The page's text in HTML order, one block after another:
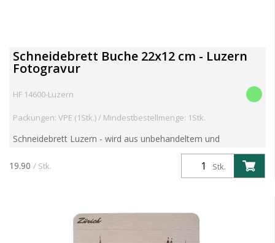
Schneidebrett Buche 22x12 cm - Luzern
Fotogravur
HF 14600-Luzern
Packungen: VPE (1Stk.) / Mindestbestellmenge: 1Stk.
Schneidebrett Luzern - wird aus unbehandeltem und
unverleimtem Buchenholz gefertigt, das aus europäischer
Herstellung stammt Grösse: 22.5 x 12.5 x 1.2cm Artikelgewicht
Stk.
19.90 / Stk.